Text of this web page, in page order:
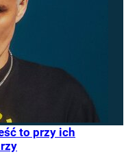
to przy ich